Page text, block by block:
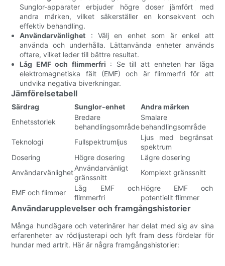
Sunglor-apparater erbjuder högre doser jämfört med
andra märken, vilket säkerställer en konsekvent och
effektiv behandling.
Användarvänlighet : Välj en enhet som är enkel att
använda och underhålla. Lättanvända enheter används
oftare, vilket leder till bättre resultat.
Låg EMF och flimmerfri : Se till att enheten har låga
elektromagnetiska fält (EMF) och är flimmerfri för att
undvika negativa biverkningar.
Jämförelsetabell
Särdrag Sunglor-enhet
Andra märken
Enhetsstorlek
Bredare
behandlingsområde
Smalare
behandlingsområde
Teknologi
Fullspektrumljus
Ljus med begränsat
spektrum
Dosering
Högre dosering
Lägre dosering
Användarvänlighet
Användarvänligt
gränssnitt
Komplext gränssnitt
EMF och flimmer
Låg EMF och
flimmerfri
Högre EMF och
potentiellt flimmer
Användarupplevelser och framgångshistorier
Många hundägare och veterinärer har delat med sig av sina
erfarenheter av rödljusterapi och lyft fram dess fördelar för
hundar med artrit. Här är några framgångshistorier: